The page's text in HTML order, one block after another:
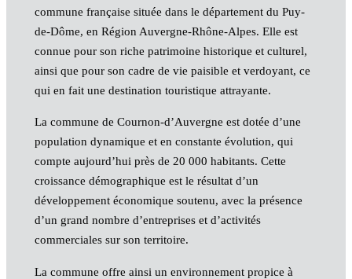
commune française située dans le département du Puy-
de-Dôme, en Région Auvergne-Rhône-Alpes. Elle est
connue pour son riche patrimoine historique et culturel,
ainsi que pour son cadre de vie paisible et verdoyant, ce
qui en fait une destination touristique attrayante.
La commune de Cournon-d’Auvergne est dotée d’une
population dynamique et en constante évolution, qui
compte aujourd’hui près de 20 000 habitants. Cette
croissance démographique est le résultat d’un
développement économique soutenu, avec la présence
d’un grand nombre d’entreprises et d’activités
commerciales sur son territoire.
La commune offre ainsi un environnement propice à